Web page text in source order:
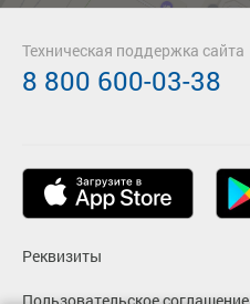
Реквизиты
Техническая поддержка сайта
8 800 600-03-38